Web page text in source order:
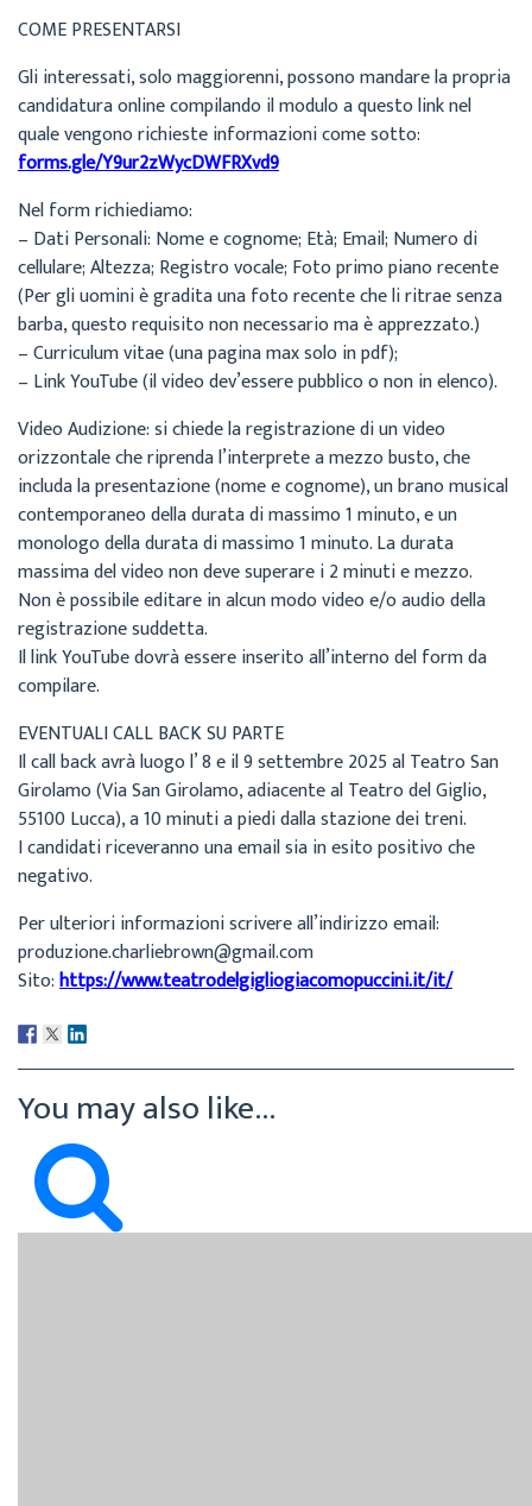
COME PRESENTARSI
Gli interessati, solo maggiorenni, possono mandare la propria
candidatura online compilando il modulo a questo link nel
quale vengono richieste informazioni come sotto:
forms.gle/Y9ur2zWycDWFRXvd9
Nel form richiediamo:
– Dati Personali: Nome e cognome; Età; Email; Numero di
cellulare; Altezza; Registro vocale; Foto primo piano recente
(Per gli uomini è gradita una foto recente che li ritrae senza
barba, questo requisito non necessario ma è apprezzato.)
– Curriculum vitae (una pagina max solo in pdf);
– Link YouTube (il video dev’essere pubblico o non in elenco).
Video Audizione: si chiede la registrazione di un video
orizzontale che riprenda l’interprete a mezzo busto, che
includa la presentazione (nome e cognome), un brano musical
contemporaneo della durata di massimo 1 minuto, e un
monologo della durata di massimo 1 minuto. La durata
massima del video non deve superare i 2 minuti e mezzo.
Non è possibile editare in alcun modo video e/o audio della
registrazione suddetta.
Il link YouTube dovrà essere inserito all’interno del form da
compilare.
EVENTUALI CALL BACK SU PARTE
Il call back avrà luogo l’ 8 e il 9 settembre 2025 al Teatro San
Girolamo (Via San Girolamo, adiacente al Teatro del Giglio,
55100 Lucca), a 10 minuti a piedi dalla stazione dei treni.
I candidati riceveranno una email sia in esito positivo che
negativo.
Per ulteriori informazioni scrivere all’indirizzo email:
produzione.charliebrown@gmail.com
Sito:https://www.teatrodelgigliogiacomopuccini.it/it/
You may also like...